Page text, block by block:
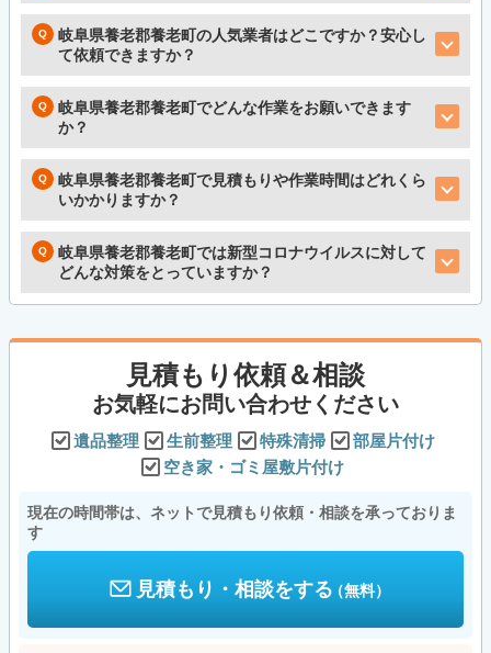
岐阜県養老郡養老町の人気業者はどこですか？安心し
て依頼できますか？
岐阜県養老郡養老町でどんな作業をお願いできます
か？
岐阜県養老郡養老町で見積もりや作業時間はどれくら
いかかりますか？
岐阜県養老郡養老町では新型コロナウイルスに対して
どんな対策をとっていますか？
見積もり依頼＆相談
お気軽にお問い合わせください
遺品整理 生前整理 特殊清掃
部屋片付け
空き家・ゴミ屋敷片付け
現在の時間帯は、ネットで見積もり依頼・相談を承っておりま
す
見積もり・相談をする（無料）